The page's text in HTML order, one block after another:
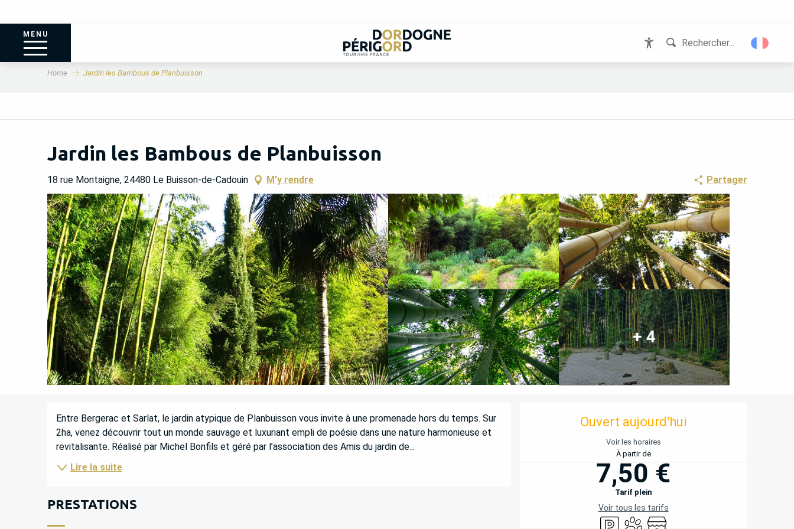
MENU
Rechercher...
Home Jardin les Bambous de Planbuisson
Jardin les Bambous de Planbuisson
18 rue Montaigne, 24480 Le Buisson-de-Cadouin M'y rendre Partager
+ 4
OUVERTURE ET
Ouvert aujourd'hui
Voir les horaires
À partir de
7,50 €
Tarif plein
Voir tous les tarifs
ParkingAnimaux acceptés
Boutique
DESCRIPTION
Entre Bergerac et Sarlat, le jardin atypique de Planbuisson vous invite à une promenade hors du temps. Sur
2ha, venez découvrir tout un monde sauvage et luxuriant empli de poésie dans une nature harmonieuse et
revitalisante. Réalisé par Michel Bonfils et géré par l’association des Amis du jardin de...
Lire la suite
PRESTATIONS